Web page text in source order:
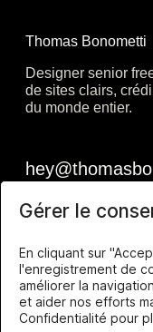
Gérer le
En cliquant sur
l'enregistrement de
améliorer la
et aider nos efforts
Confidentialité pour
Thomas Bonometti
Designer senior
de sites clairs,
du monde entier.